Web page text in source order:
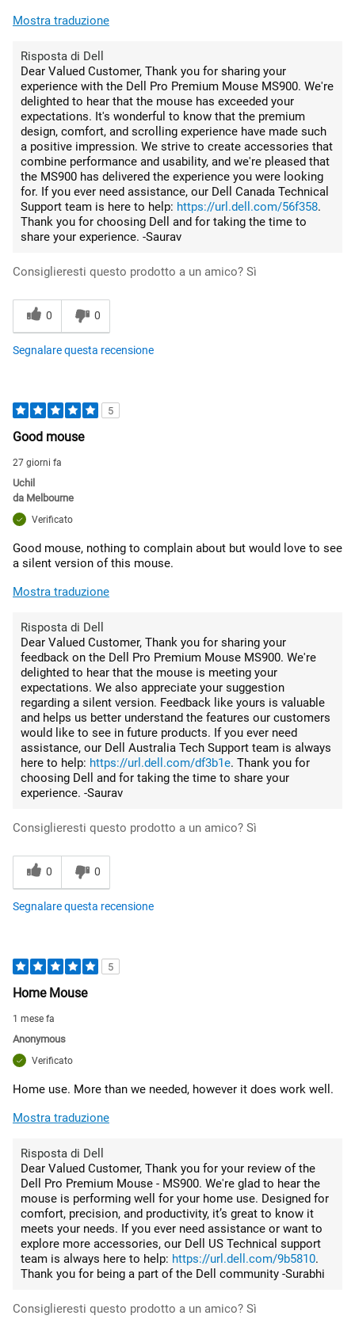
Mostra traduzione
Risposta di Dell
Dear Valued Customer, Thank you for sharing your
experience with the Dell Pro Premium Mouse MS900. We're
delighted to hear that the mouse has exceeded your
expectations. It's wonderful to know that the premium
design, comfort, and scrolling experience have made such
a positive impression. We strive to create accessories that
combine performance and usability, and we're pleased that
the MS900 has delivered the experience you were looking
for. If you ever need assistance, our Dell Canada Technical
Support team is here to help: https://url.dell.com/56f358.
Thank you for choosing Dell and for taking the time to
share your experience. -Saurav
Consiglieresti questo prodotto a un amico? Sì
0 0
Segnalare questa recensione
5
Good mouse
27 giorni fa
Uchil
da Melbourne
Verificato
Good mouse, nothing to complain about but would love to see
a silent version of this mouse.
Mostra traduzione
Risposta di Dell
Dear Valued Customer, Thank you for sharing your
feedback on the Dell Pro Premium Mouse MS900. We're
delighted to hear that the mouse is meeting your
expectations. We also appreciate your suggestion
regarding a silent version. Feedback like yours is valuable
and helps us better understand the features our customers
would like to see in future products. If you ever need
assistance, our Dell Australia Tech Support team is always
here to help: https://url.dell.com/df3b1e. Thank you for
choosing Dell and for taking the time to share your
experience. -Saurav
Consiglieresti questo prodotto a un amico? Sì
0 0
Segnalare questa recensione
5
Home Mouse
1 mese fa
Anonymous
Verificato
Home use. More than we needed, however it does work well.
Mostra traduzione
Risposta di Dell
Dear Valued Customer, Thank you for your review of the
Dell Pro Premium Mouse - MS900. We're glad to hear the
mouse is performing well for your home use. Designed for
comfort, precision, and productivity, it’s great to know it
meets your needs. If you ever need assistance or want to
explore more accessories, our Dell US Technical support
team is always here to help: https://url.dell.com/9b5810.
Thank you for being a part of the Dell community -Surabhi
Consiglieresti questo prodotto a un amico? Sì